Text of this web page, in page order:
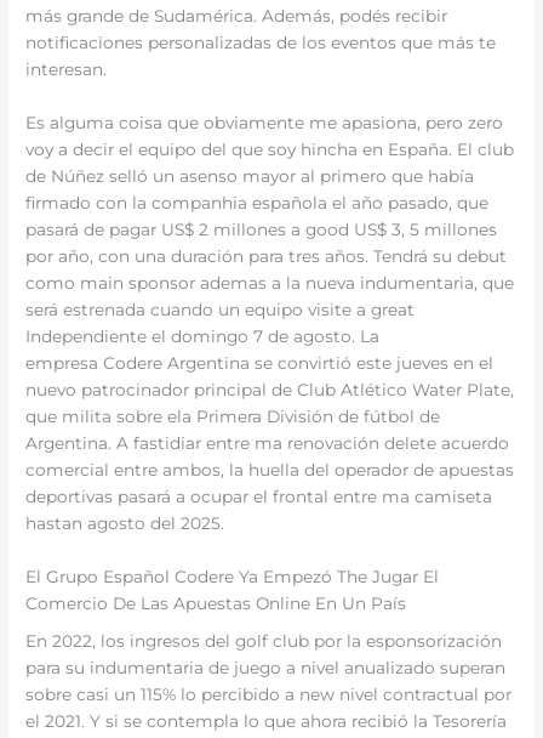
más grande de Sudamérica. Además, podés recibir
notificaciones personalizadas de los eventos que más te
interesan.
Es alguma coisa que obviamente me apasiona, pero zero
voy a decir el equipo del que soy hincha en España. El club
de Núñez selló un asenso mayor al primero que había
firmado con la companhia española el año pasado, que
pasará de pagar US$ 2 millones a good US$ 3, 5 millones
por año, con una duración para tres años. Tendrá su debut
como main sponsor ademas a la nueva indumentaria, que
será estrenada cuando un equipo visite a great
Independiente el domingo 7 de agosto. La
empresa Codere Argentina se convirtió este jueves en el
nuevo patrocinador principal de Club Atlético Water Plate,
que milita sobre ela Primera División de fútbol de
Argentina. A fastidiar entre ma renovación delete acuerdo
comercial entre ambos, la huella del operador de apuestas
deportivas pasará a ocupar el frontal entre ma camiseta
hastan agosto del 2025.
El Grupo Español Codere Ya Empezó The Jugar El
Comercio De Las Apuestas Online En Un País
En 2022, los ingresos del golf club por la esponsorización
para su indumentaria de juego a nivel anualizado superan
sobre casi un 115% lo percibido a new nivel contractual por
el 2021. Y si se contempla lo que ahora recibió la Tesorería